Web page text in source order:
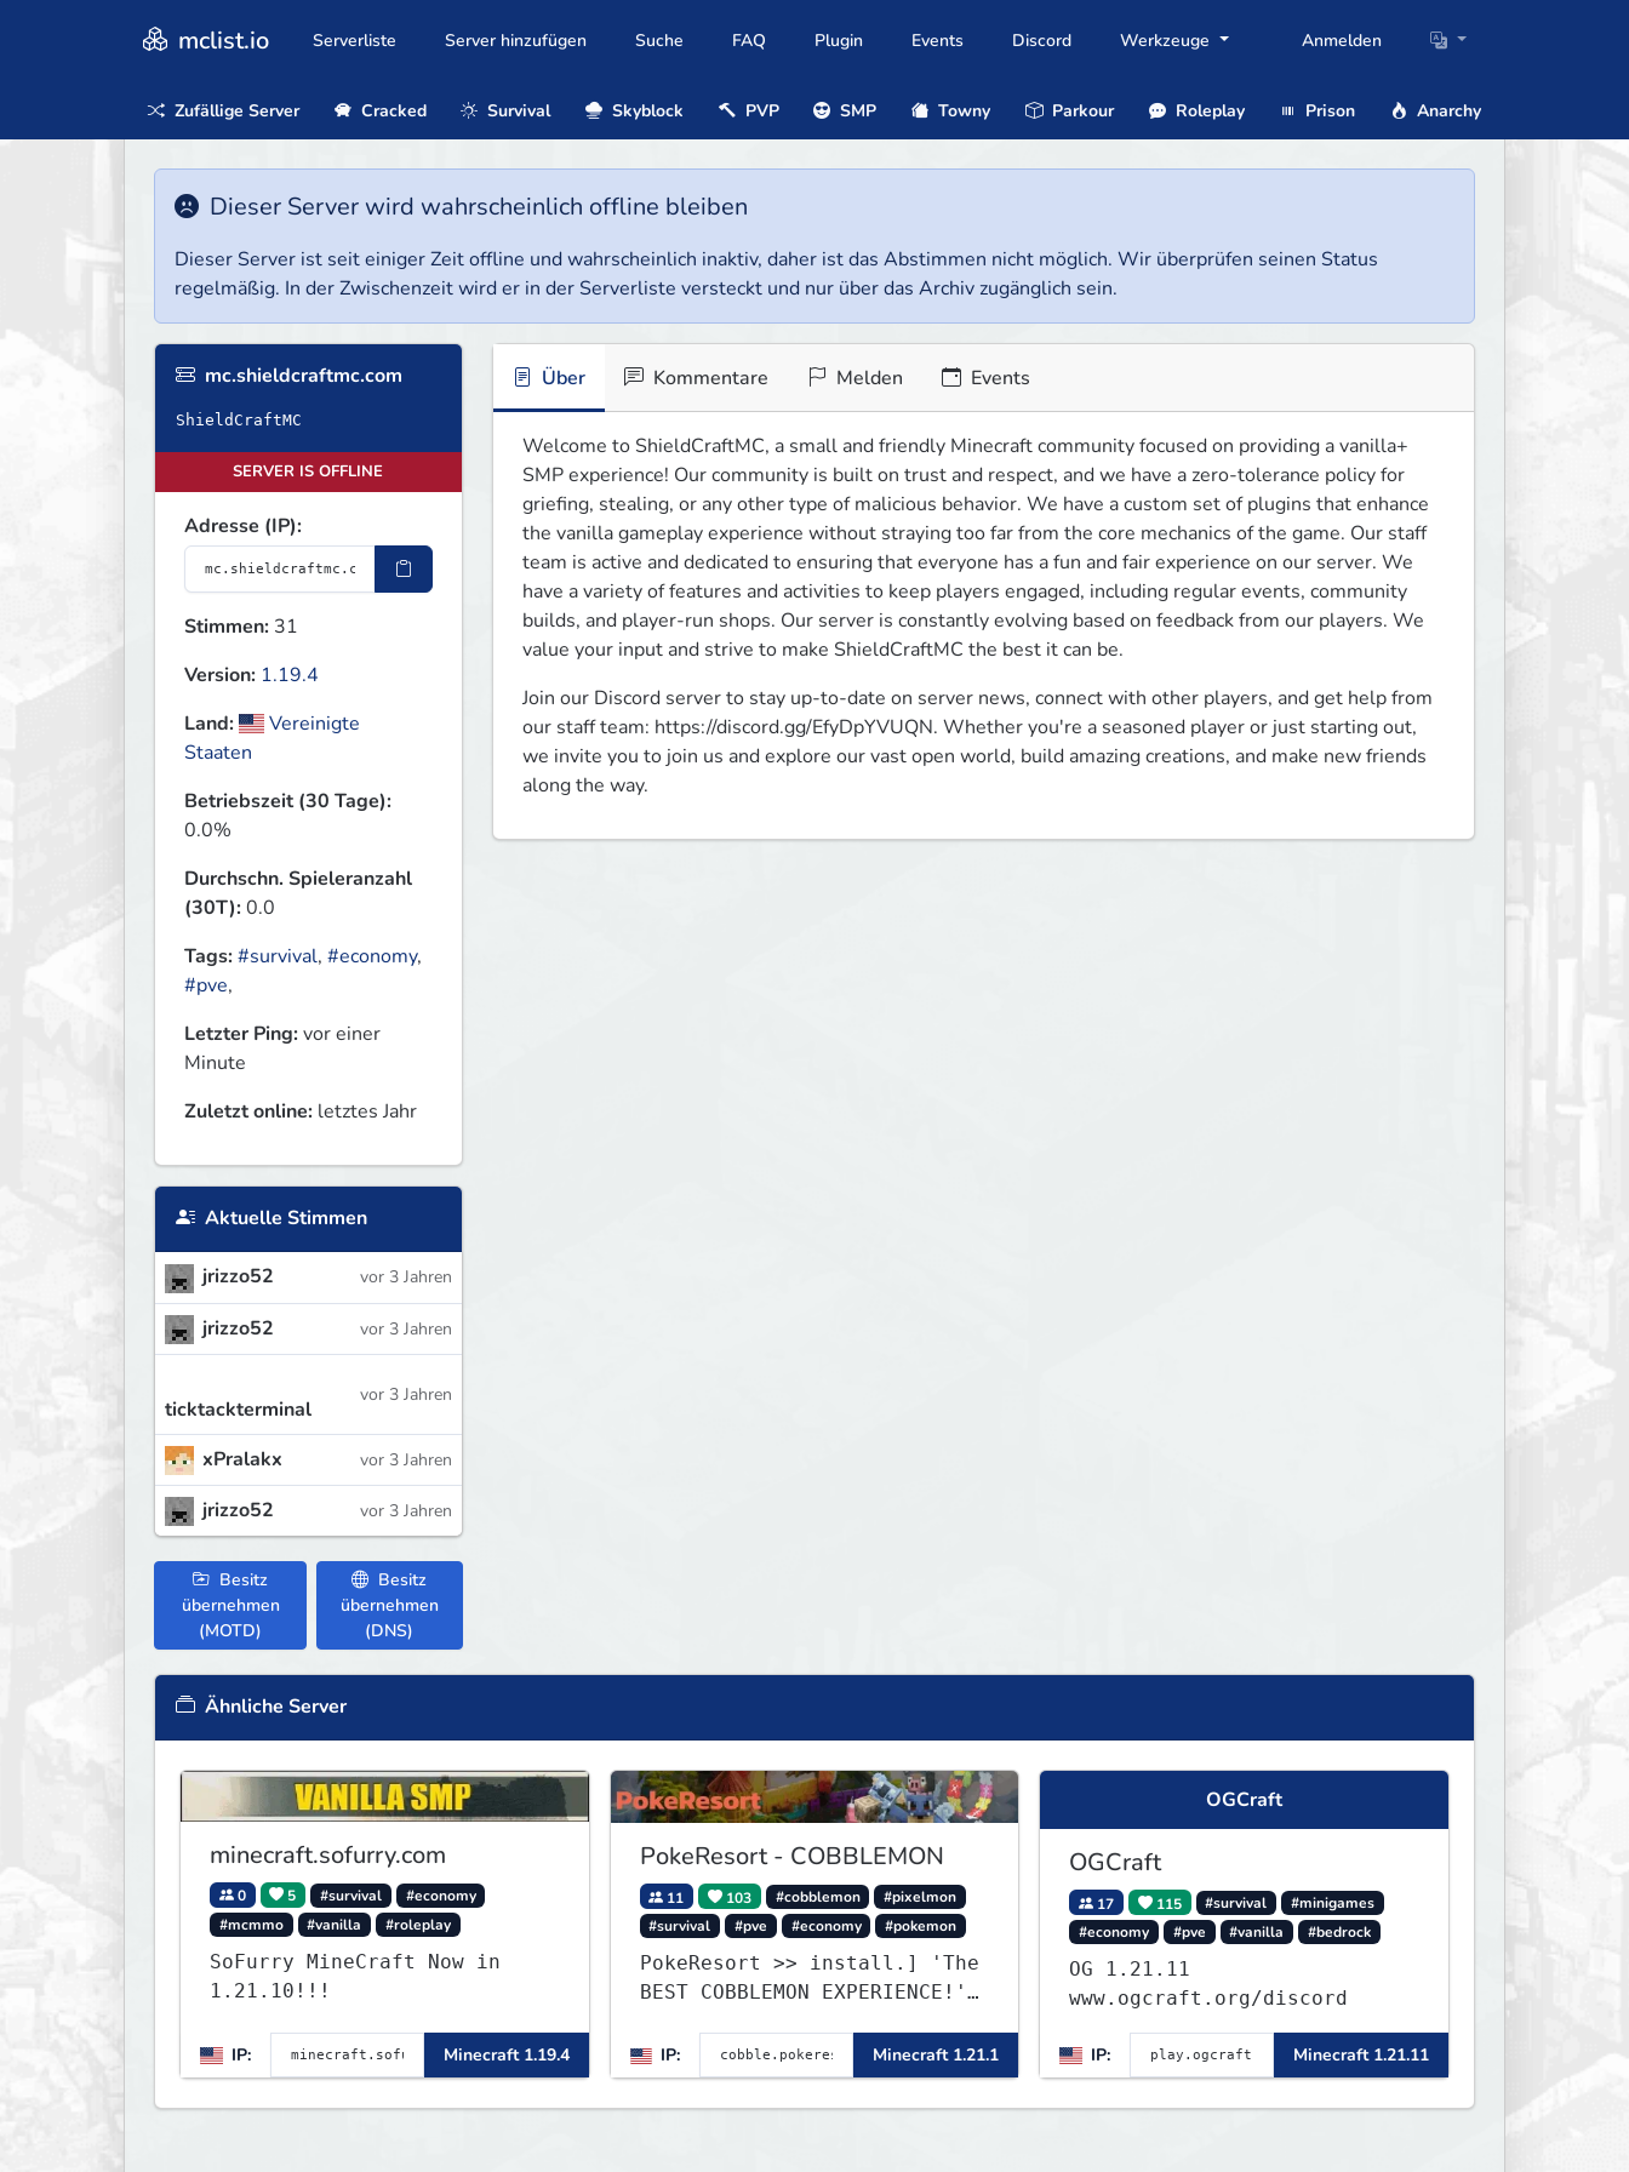
mclist.io Serverliste Server hinzufügen Suche FAQ Plugin Events Discord Werkzeuge Anmelden
Zufällige Server Cracked Survival Skyblock PVP SMP Towny Parkour Roleplay Prison Anarchy
Dieser Server wird wahrscheinlich offline bleiben
Dieser Server ist seit einiger Zeit offline und wahrscheinlich inaktiv, daher ist das Abstimmen nicht möglich. Wir überprüfen seinen Status
regelmäßig. In der Zwischenzeit wird er in der Serverliste versteckt und nur über das Archiv zugänglich sein.
mc.shieldcraftmc.com
ShieldCraftMC
SERVER IS OFFLINE
Adresse (IP):
Stimmen: 31
Version: 1.19.4
Land:
Vereinigte
Staaten
Betriebszeit (30 Tage):
0.0%
Durchschn. Spieleranzahl
(30T):0.0
Tags:#survival, #economy,
#pve,
Letzter Ping:vor einer
Minute
Zuletzt online: letztes Jahr
Aktuelle Stimmen
jrizzo52 vor 3 Jahren
jrizzo52 vor 3 Jahren
ticktackterminal
vor 3 Jahren
xPralakx vor 3 Jahren
jrizzo52 vor 3 Jahren
Besitz
übernehmen
(MOTD)
Besitz
übernehmen
(DNS)
Über Kommentare Melden Events
Welcome to ShieldCraftMC, a small and friendly Minecraft community focused on providing a vanilla+
SMP experience! Our community is built on trust and respect, and we have a zero-tolerance policy for
griefing, stealing, or any other type of malicious behavior. We have a custom set of plugins that enhance
the vanilla gameplay experience without straying too far from the core mechanics of the game. Our staff
team is active and dedicated to ensuring that everyone has a fun and fair experience on our server. We
have a variety of features and activities to keep players engaged, including regular events, community
builds, and player-run shops. Our server is constantly evolving based on feedback from our players. We
value your input and strive to make ShieldCraftMC the best it can be.
Join our Discord server to stay up-to-date on server news, connect with other players, and get help from
our staff team: https://discord.gg/EfyDpYVUQN. Whether you're a seasoned player or just starting out,
we invite you to join us and explore our vast open world, build amazing creations, and make new friends
along the way.
Ähnliche Server
minecraft.sofurry.com
0 5 #survival
#economy
#mcmmo
#vanilla #roleplay
SoFurry MineCraft Now in
1.21.10!!!
IP: Minecraft 1.19.4
PokeResort - COBBLEMON
11 103 #cobblemon
#pixelmon
#survival
#pve #economy #pokemon
PokeResort >> install.] 'The
BEST COBBLEMON EXPERIENCE!''
IP:
Minecraft 1.21.1
OGCraft
OGCraft
17 115 #survival
#minigames
#economy
#pve #vanilla #bedrock
OG 1.21.11
www.ogcraft.org/discord
IP: Minecraft 1.21.11